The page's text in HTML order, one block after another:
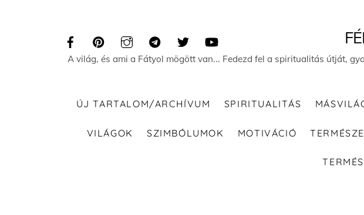
A világ, és ami a Fátyol mögött van... Fedezd fel a spiritualitás útját,
ÚJ TARTALOM/ARCHÍVUM SPIRITUALITÁS
VILÁGOK SZIMBÓLUMOK MOTIVÁCIÓ